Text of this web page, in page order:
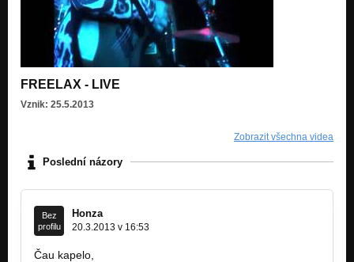
FREELAX - LIVE
Vznik: 25.5.2013
Zobrazit všechna videa
Poslední názory
Bez
profilu
Honza
20.3.2013 v 16:53
Čau kapelo,